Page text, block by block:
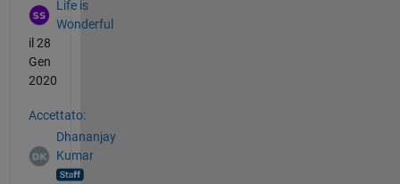
Life is
Wonderful
il 28
Gen
2020
Accettato:
Dhananjay
Kumar